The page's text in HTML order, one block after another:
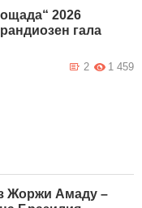
2026
гала
1 459
2
Жоржи Амаду –